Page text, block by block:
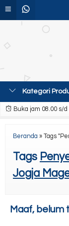
Kategori
Buka jam 08.00 s/
Beranda » Tags
Tags
Jogja
Maaf, belum